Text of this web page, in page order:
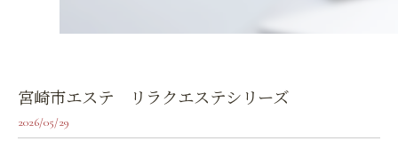
宮崎市エステ リラクエステシリーズ
2026/05/29